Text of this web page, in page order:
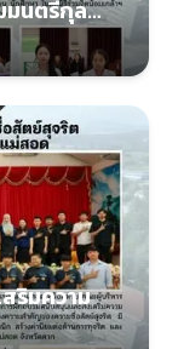
นตรีกุล
ริมความ